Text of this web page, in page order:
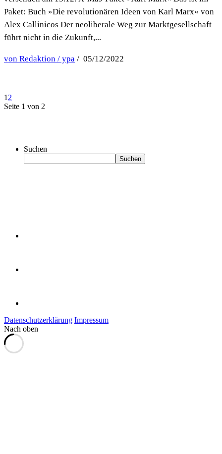
Paket: Buch »Die revolutionären Ideen von Karl Marx« von
Alex Callinicos Der neoliberale Weg zur Marktgesellschaft
führt nicht in die Zukunft,...
von Redaktion / ypa / 05/12/2022
1 2
Seite 1 von 2
Suchen
Suchen
Datenschutzerklärung Impressum
Nach oben